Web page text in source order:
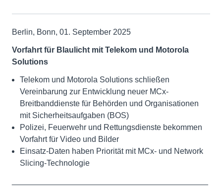
Berlin, Bonn, 01. September 2025
Vorfahrt für Blaulicht mit Telekom und Motorola
Solutions
Telekom und Motorola Solutions schließen
Vereinbarung zur Entwicklung neuer MCx-
Breitbanddienste für Behörden und Organisationen
mit Sicherheitsaufgaben (BOS)
Polizei, Feuerwehr und Rettungsdienste bekommen
Vorfahrt für Video und Bilder
Einsatz-Daten haben Priorität mit MCx- und Network
Slicing-Technologie